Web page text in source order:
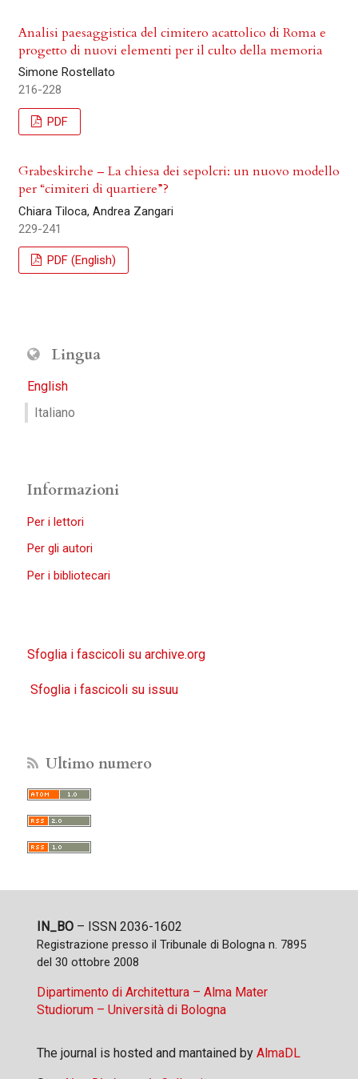
Analisi paesaggistica del cimitero acattolico di Roma e
progetto di nuovi elementi per il culto della memoria
Simone Rostellato
216-228
PDF
Grabeskirche – La chiesa dei sepolcri: un nuovo modello
per “cimiteri di quartiere”?
Chiara Tiloca, Andrea Zangari
229-241
PDF (English)
Lingua
English
Italiano
Informazioni
Per i lettori
Per gli autori
Per i bibliotecari
Sfoglia i fascicoli su archive.org
Sfoglia i fascicoli su issuu
Ultimo numero
IN_BO– ISSN 2036-1602
Registrazione presso il Tribunale di Bologna n. 7895
del 30 ottobre 2008
Dipartimento di Architettura – Alma Mater
Studiorum – Università di Bologna
The journal is hosted and mantained by AlmaDL